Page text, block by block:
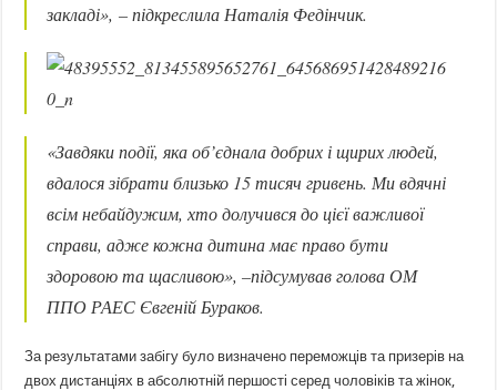
закладі»,– підкреслила Наталія Федінчик.
«Завдяки події, яка об’єднала добрих і щирих людей,
вдалося зібрати близько 15 тисяч гривень. Ми вдячні
всім небайдужим, хто долучився до цієї важливої
справи, адже кожна дитина має право бути
здоровою та щасливою», –підсумував голова ОМ
ППО РАЕС Євгеній Бураков.
За результатами забігу було визначено переможців та призерів на
двох дистанціях в абсолютній першості серед чоловіків та жінок,